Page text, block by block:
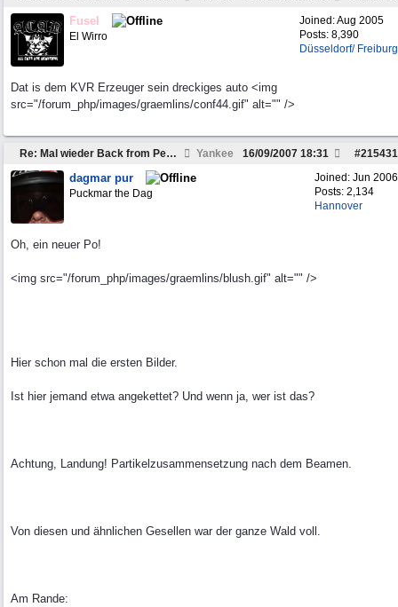
Joined:Aug 2005
Posts: 8,390
Düsseldorf/ Freiburg
Fusel
El Wirro
Dat is dem KVR Erzeuger sein dreckiges auto <img
src="/forum_php/images/graemlins/conf44.gif" alt="" />
Re: Mal wieder Back from Peckfitz Yankee #215431
16/09/2007 18:31
Joined: Jun 2006
Posts: 2,134
Hannover
dagmar pur
Puckmar the Dag
Oh, ein neuer Po!
<img src="/forum_php/images/graemlins/blush.gif" alt="" />
Hier schon mal die ersten Bilder.
Ist hier jemand etwa angekettet? Und wenn ja, wer ist das?
Achtung, Landung! Partikelzusammensetzung nach dem Beamen.
Von diesen und ähnlichen Gesellen war der ganze Wald voll.
Am Rande: